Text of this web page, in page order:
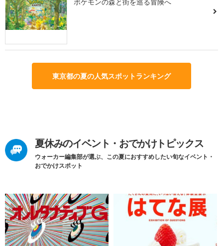
東京都の夏の人気スポットランキング
夏休みのイベント・おでかけトピックス
ウォーカー編集部が選ぶ、この夏におすすめしたい旬なイベント・
おでかけスポット